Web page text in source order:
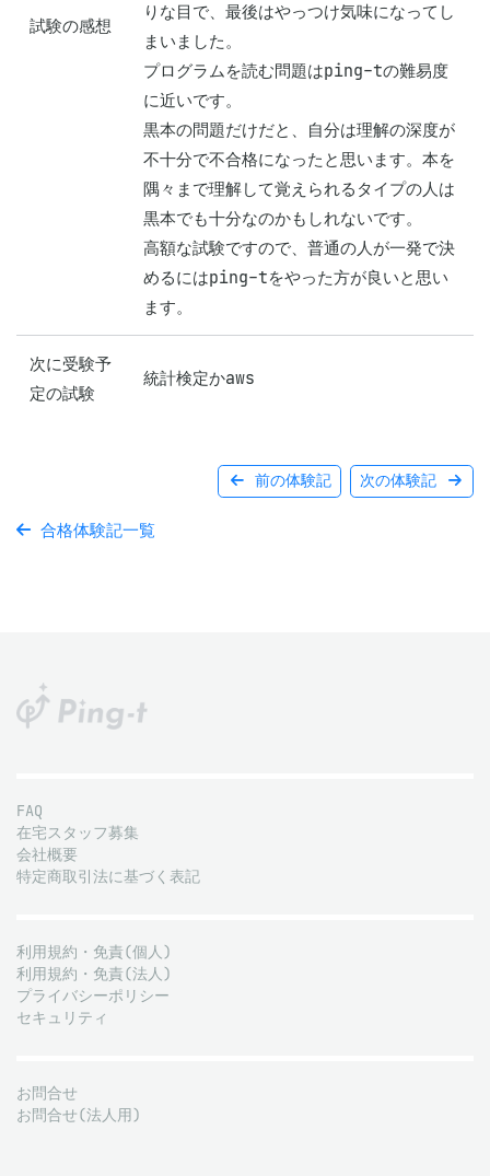
試験の感想
りな目で、最後はやっつけ気味になってし
まいました。
プログラムを読む問題はping-tの難易度
に近いです。
黒本の問題だけだと、自分は理解の深度が
不十分で不合格になったと思います。本を
隅々まで理解して覚えられるタイプの人は
黒本でも十分なのかもしれないです。
高額な試験ですので、普通の人が一発で決
めるにはping-tをやった方が良いと思い
次に受験予
定の試験
統計検定かaws
前の体験記 次の体験記
合格体験記一覧
FAQ
在宅スタッフ募集
会社概要
特定商取引法に基づく表記
利用規約・免責(個人)
利用規約・免責(法人)
プライバシーポリシー
セキュリティ
お問合せ
お問合せ(法人用)